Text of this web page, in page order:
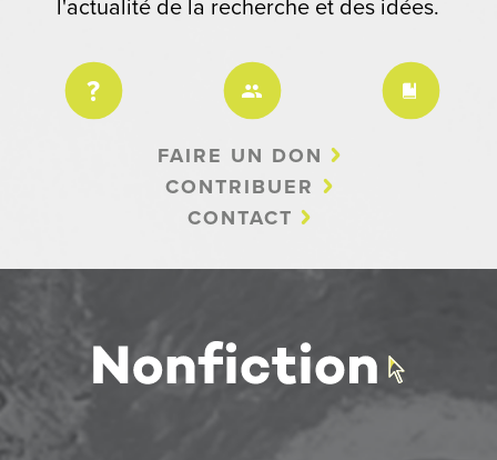
l'actualité de la recherche et des idées.
FAIRE UN DON
CONTRIBUER
CONTACT